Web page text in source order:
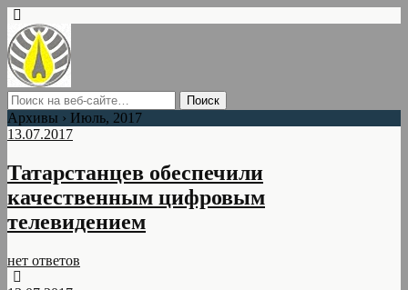
Архивы › Июль, 2017
13.07.2017
Татарстанцев обеспечили
качественным цифровым
телевидением
нет ответов